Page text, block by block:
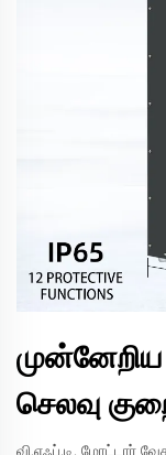
செலவு
வி.எஃப்.டி. மோட்டார்